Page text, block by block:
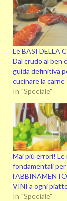
Le BASI DELLA
Dal crudo al ben
guida definitiva
cucinare la carne
In "Speciale"
Mai più errori! Le
fondamentali per
VINI a ogni piatto
In "Speciale"